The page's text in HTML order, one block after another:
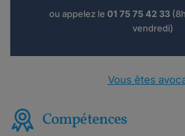
ou appelez le 01 75 75 42 33(8h
vendredi)
Vous êtes
Compétences